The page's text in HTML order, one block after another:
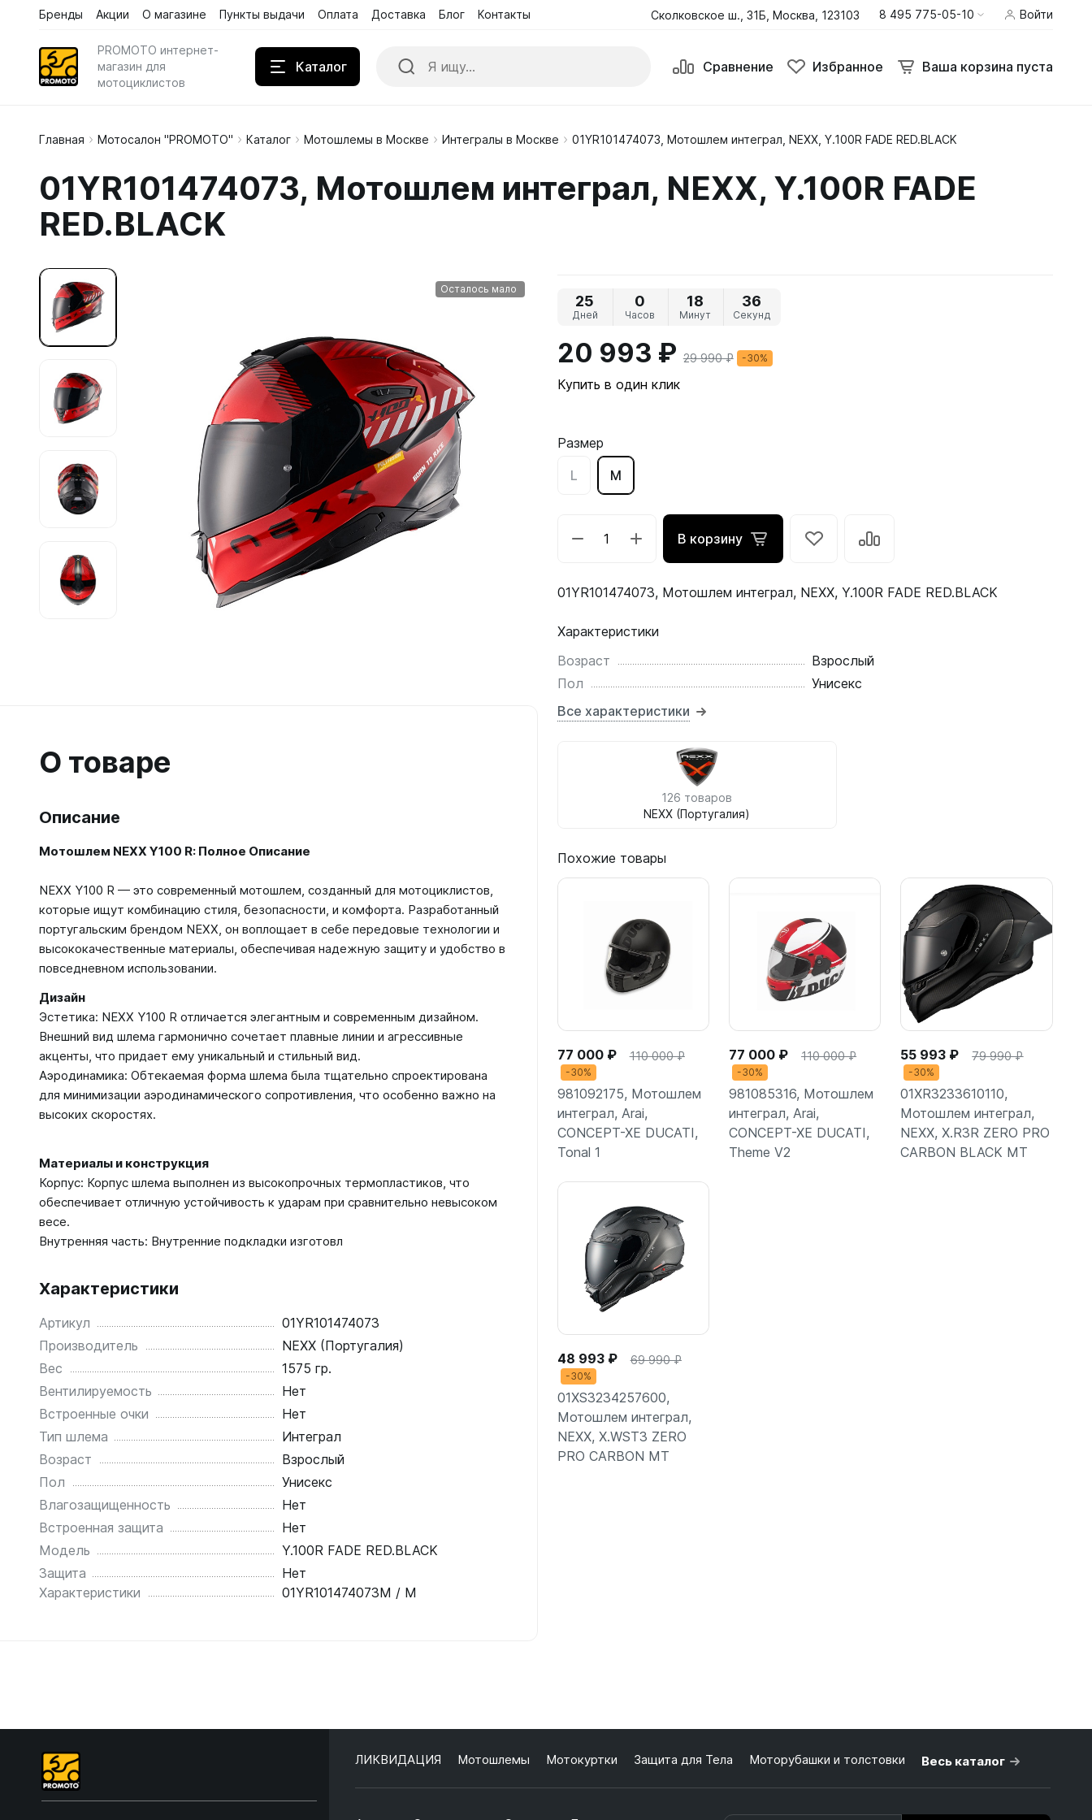
Бренды Акции О магазине Пункты выдачи Оплата Доставка Блог Контакты Сколковское ш., 31Б, Москва, 123103 8 495 775-05-10 Войти
PROMOTO интернет-
магазин для
мотоциклистов
Каталог Сравнение Избранное Ваша корзина пуста
Дождевики
Кожаные комбинезоны
Куртки
Обувь
Термобелье
Шлемы
Главная Мотосалон "PROMOTO" Каталог Мотошлемы в Москве Интегралы в Москве 01YR101474073, Мотошлем интеграл, NEXX, Y.100R FADE RED.BLACK
01YR101474073, Мотошлем интеграл, NEXX, Y.100R FADE
RED.BLACK
Осталось мало
25
Дней
0
Часов
18
Минут
36
Секунд
20 993 ₽ 29 990 ₽ -30%
Купить в один клик
Размер
L
M
В корзину
01YR101474073, Мотошлем интеграл, NEXX, Y.100R FADE RED.BLACK
Характеристики
Возраст
Взрослый
Пол
Унисекс
Все характеристики
126 товаров
NEXX (Португалия)
Похожие товары
Подробнее
77 000 ₽ 110 000 ₽
-30%
981092175, Мотошлем
интеграл, Arai,
CONCEPT-XE DUCATI,
Tonal 1
Подробнее
77 000 ₽ 110 000 ₽
-30%
981085316, Мотошлем
интеграл, Arai,
CONCEPT-XE DUCATI,
Theme V2
Подробнее
55 993 ₽ 79 990 ₽
-30%
01XR3233610110,
Мотошлем интеграл,
NEXX, X.R3R ZERO PRO
CARBON BLACK MT
Подробнее
48 993 ₽ 69 990 ₽
-30%
01XS3234257600,
Мотошлем интеграл,
NEXX, X.WST3 ZERO
PRO CARBON MT
О товаре
Описание
Мотошлем NEXX Y100 R: Полное Описание
NEXX Y100 R — это современный мотошлем, созданный для мотоциклистов,
которые ищут комбинацию стиля, безопасности, и комфорта. Разработанный
португальским брендом NEXX, он воплощает в себе передовые технологии и
высококачественные материалы, обеспечивая надежную защиту и удобство в
повседневном использовании.
Дизайн
Эстетика: NEXX Y100 R отличается элегантным и современным дизайном.
Внешний вид шлема гармонично сочетает плавные линии и агрессивные
акценты, что придает ему уникальный и стильный вид.
Аэродинамика: Обтекаемая форма шлема была тщательно спроектирована
для минимизации аэродинамического сопротивления, что особенно важно на
высоких скоростях.
Материалы и конструкция
Корпус: Корпус шлема выполнен из высокопрочных термопластиков, что
обеспечивает отличную устойчивость к ударам при сравнительно невысоком
весе.
Внутренняя часть: Внутренние подкладки изготовл
Характеристики
Артикул
01YR101474073
Производитель
NEXX (Португалия)
Вес
1575 гр.
Вентилируемость
Нет
Встроенные очки
Нет
Тип шлема
Интеграл
Возраст
Взрослый
Пол
Унисекс
Влагозащищенность
Нет
Встроенная защита
Нет
Модель
Y.100R FADE RED.BLACK
Защита
Нет
Характеристики
01YR101474073M / M
ЛИКВИДАЦИЯ Мотошлемы Мотокуртки Защита для Тела Моторубашки и толстовки Весь каталог